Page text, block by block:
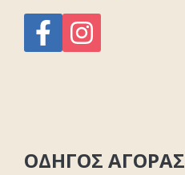
ΟΔΗΓΟΣ ΑΓΟΡΑΣ